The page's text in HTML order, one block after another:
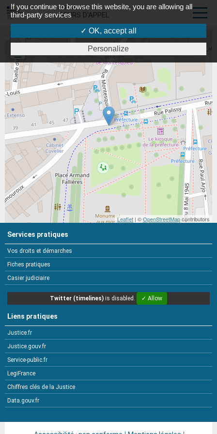
PORTAIL DES
COURS D'APPEL
+
-
Leaflet | ©OpenStreetMapcontributors
Services pratiques
Vos droits et démarches
Fiches pratiques
Casier judiciaire
Twitter (timelines) is disabled. ✓ Allow
Liens pratiques
Justice.fr
Justice.gouv.fr
Service-public.fr
LegiFrance
Chiffres clés de la Justice
Data.gouv.fr
If you continue to browse this website, you are allowing all
third-party services
✓ OK, accept all
Personalize